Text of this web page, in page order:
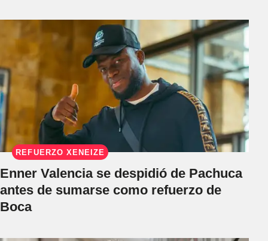
REFUERZO XENEIZE
Enner Valencia se despidió de Pachuca
antes de sumarse como refuerzo de
Boca